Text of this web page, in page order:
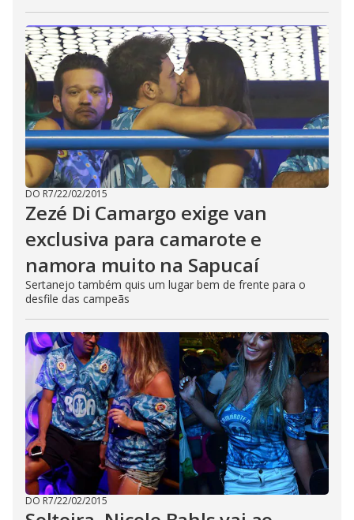
DO R7/22/02/2015
Zezé Di Camargo exige van
exclusiva para camarote e
namora muito na Sapucaí
Sertanejo também quis um lugar bem de frente para o
desfile das campeãs
DO R7/22/02/2015